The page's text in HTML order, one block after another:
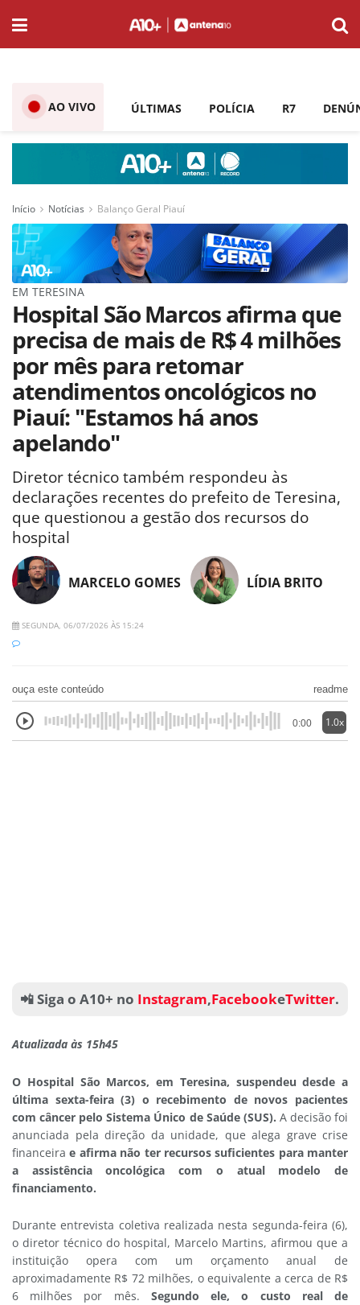
AO VIVO ÚLTIMAS POLÍCIA R7
Início Notícias Balanço Geral Piauí
EM TERESINA
Hospital São Marcos afirma que
precisa de mais de R$ 4 milhões
por mês para retomar
atendimentos oncológicos no
Piauí: "Estamos há anos
apelando"
Diretor técnico também respondeu às
declarações recentes do prefeito de Teresina,
que questionou a gestão dos recursos do
hospital
MARCELO GOMES LÍDIA BRITO
SEGUNDA, 06/07/2026 ÀS 15:24
ouça este conteúdo readme
0:00 1.0x
📲 Siga o A10+ no Instagram,FacebookeTwitter.
Atualizada às 15h45
O Hospital São Marcos, em Teresina, suspendeu desde a
última sexta-feira (3) o recebimento de novos pacientes
com câncer pelo Sistema Único de Saúde (SUS). A decisão foi
anunciada pela direção da unidade, que alega grave crise
financeirae afirma não ter recursos suficientes para manter
a assistência oncológica com o atual modelo de
financiamento.
Durante entrevista coletiva realizada nesta segunda-feira (6),
o diretor técnico do hospital, Marcelo Martins, afirmou que a
instituição opera com um orçamento anual de
aproximadamente R$ 72 milhões, o equivalente a cerca de R$
6 milhões por mês. Segundo ele, o custo real de